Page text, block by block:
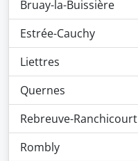
Bruay-la-Buissière
Estrée-Cauchy
Liettres
Quernes
Rebreuve-Ranchicourt
Rombly